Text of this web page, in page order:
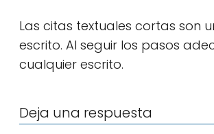
Las citas textuales cortas son
escrito. Al seguir los pasos
cualquier escrito.
Deja una respuesta